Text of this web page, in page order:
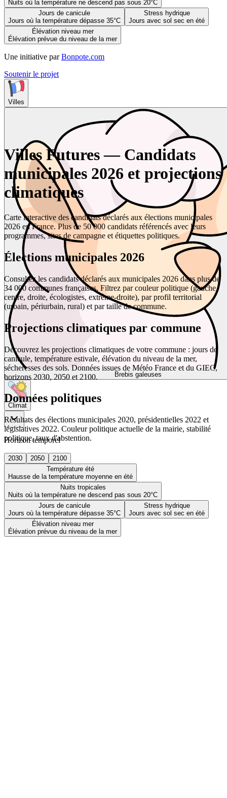
Nuits où la température ne descend pas sous 20°C
Jours de canicule
Jours où la température dépasse 35°C
Stress hydrique
Jours avec sol sec en été
Élévation niveau mer
Élévation prévue du niveau de la mer
Une initiative par Bonpote.com
Soutenir le projet
Villes
Brebis galeuses
Climat
Horizon temporel
2030 2050
2100
Température été
Hausse de la température moyenne en été
Nuits tropicales
Nuits où la température ne descend pas sous 20°C
Jours de canicule
Jours où la température dépasse 35°C
Stress hydrique
Jours avec sol sec en été
Élévation niveau mer
Élévation prévue du niveau de la mer
Villes Futures — Candidats
municipales 2026 et projections
climatiques
Carte interactive des candidats déclarés aux élections municipales
2026 en France. Plus de 50 000 candidats référencés avec leurs
programmes, sites de campagne et étiquettes politiques.
Élections municipales 2026
Consultez les candidats déclarés aux municipales 2026 dans plus de
34 000 communes françaises. Filtrez par couleur politique (gauche,
centre, droite, écologistes, extrême-droite), par profil territorial
(urbain, périurbain, rural) et par taille de commune.
Projections climatiques par commune
Découvrez les projections climatiques de votre commune : jours de
canicule, température estivale, élévation du niveau de la mer,
sécheresses des sols. Données issues de Météo France et du GIEC,
horizons 2030, 2050 et 2100.
Données politiques
Résultats des élections municipales 2020, présidentielles 2022 et
législatives 2022. Couleur politique actuelle de la mairie, stabilité
politique, taux d'abstention.